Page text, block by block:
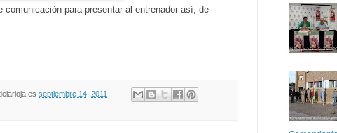
para presentar al entrenador así, de
septiembre 14, 2011